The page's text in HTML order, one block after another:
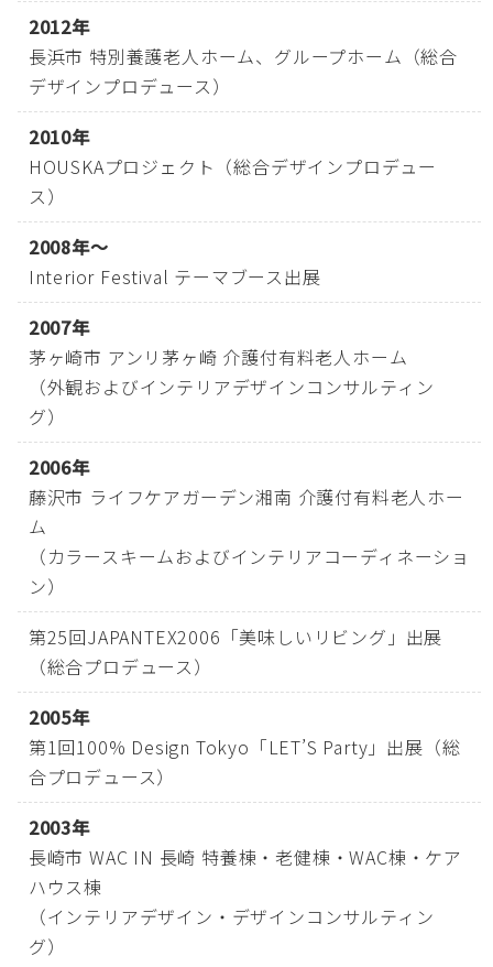
2012年
長浜市 特別養護老人ホーム、グループホーム（総合
デザインプロデュース）
2010年
HOUSKAプロジェクト（総合デザインプロデュー
ス）
2008年～
Interior Festival テーマブース出展
2007年
茅ヶ崎市 アンリ茅ヶ崎 介護付有料老人ホーム
（外観およびインテリアデザインコンサルティン
グ）
2006年
藤沢市 ライフケアガーデン湘南 介護付有料老人ホー
ム
（カラースキームおよびインテリアコーディネーショ
ン）
第25回JAPANTEX2006「美味しいリビング」出展
（総合プロデュース）
2005年
第1回100% Design Tokyo「LET’S Party」出展（総
合プロデュース）
2003年
長崎市 WAC IN 長崎 特養棟・老健棟・WAC棟・ケア
ハウス棟
（インテリアデザイン・デザインコンサルティン
グ）